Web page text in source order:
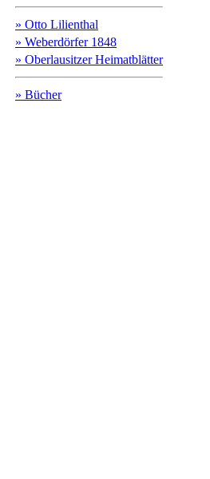
» Otto Lilienthal
» Weberdörfer 1848
» Oberlausitzer Heimatblätter
» Bücher